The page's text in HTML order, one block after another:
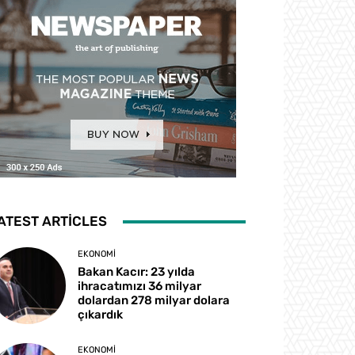
ARTICLES
EKONOMI
Bakan Kacır: 23 yılda
ihracatımızı 36 milyar
dolardan 278 milyar dolara
çıkardık
EKONOMI